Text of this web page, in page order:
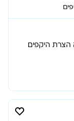
הצרת היקפים